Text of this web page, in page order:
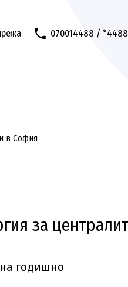
070014488 / *4488
в София
за
годишно